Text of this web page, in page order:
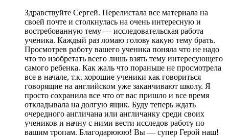
Здравствуйте Сергей. Перелистала все материала на
своей почте и столкнулась на очень интересную и
востребованную тему — исследовательская работа
ученика. Каждый раз ломаю голову какую тему брать.
Просмотрев работу вашего ученика поняла что не надо
что то изобретать всего лишь взять тему интересующего
самого ребенка. Как жаль что пораньше не просмотрела
все в начале, т.к. хорошие ученики как говориться
говорящие на английском уже заканчивают школу. Я
просто сохранила все что от вас пришло и все время
откладывала на долгую ящик. Буду теперь ждать
очередного англичана или англичанку среди своих
учеников и начну с ними вести исследов работу по
вашим тропам. Благодарююю! Вы — супер Герой наш!